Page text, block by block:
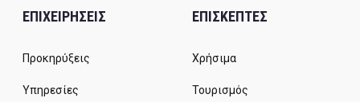
ΕΠΙΧΕΙΡΗΣΕΙΣ
Προκηρύξεις
Υπηρεσίες
ΕΠΙΣΚΕΠΤΕΣ
Χρήσιμα
Τουρισμός